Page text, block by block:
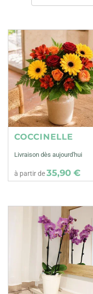
COCCINELLE
Livraison dès aujourd'hui
à partir de35,90 €